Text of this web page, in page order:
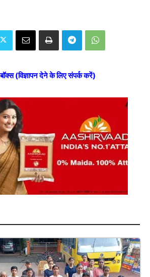
बॉक्स (विज्ञापन देने के लिए संपर्क करें)